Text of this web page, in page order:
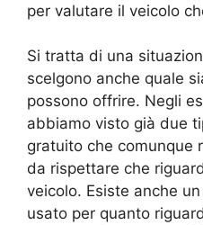
per valutare il veicolo
Si tratta di una
scelgono anche quale
possono offrire. Negli
abbiamo visto già due
gratuito che comunque
da rispettare che
veicolo. Esiste anche
usato per quanto